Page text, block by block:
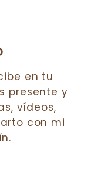
en tu
presente y
vídeos,
con mi